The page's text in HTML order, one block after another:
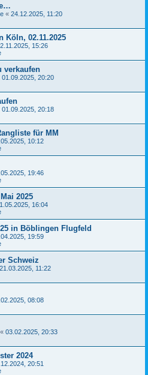
« 24.12.2025, 11:20
Köln, 02.11.2025
15:26
verkaufen
01.09.2025, 20:20
01.09.2025, 20:18
für MM
10:12
19:46
2025
16:04
in Böblingen Flugfeld
19:59
Schweiz
21.03.2025, 11:22
08:08
« 03.02.2025, 20:33
2024
20:51